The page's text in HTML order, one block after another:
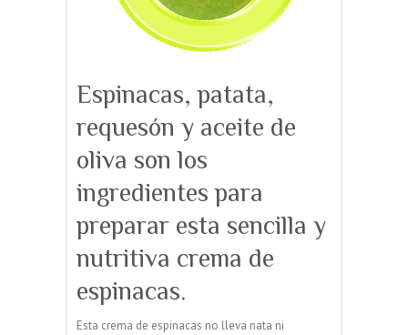
Espinacas, patata,
requesón y aceite de
oliva son los
ingredientes para
preparar esta sencilla y
nutritiva crema de
espinacas.
Esta crema de espinacas no lleva nata ni